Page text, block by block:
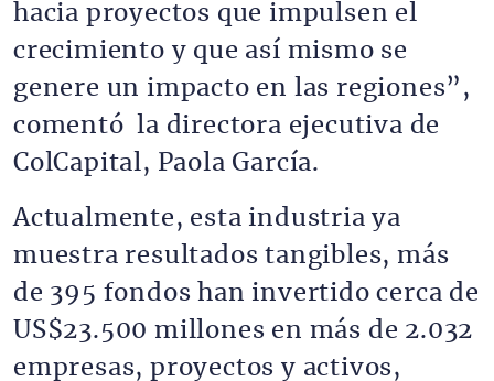
hacia proyectos que impulsen el
crecimiento y que así mismo se
genere un impacto en las regiones”,
comentó la directora ejecutiva de
ColCapital, Paola García.
Actualmente, esta industria ya
muestra resultados tangibles, más
de 395 fondos han invertido cerca de
US$23.500 millones en más de 2.032
empresas, proyectos y activos,